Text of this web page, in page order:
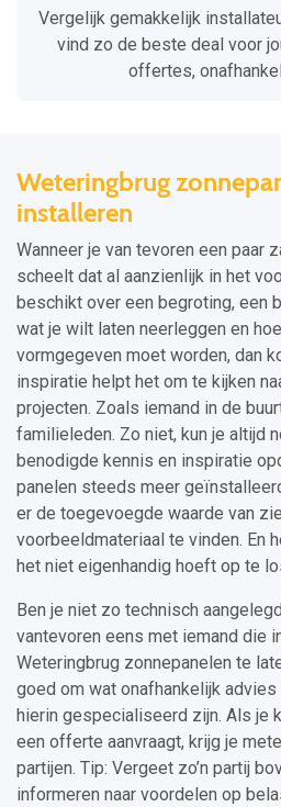
Vergelijk gemakkelijk
vind zo de beste deal voor
offertes,
Weteringbrug
installeren
Wanneer je van tevoren een paar
scheelt dat al aanzienlijk in het
beschikt over een begroting, een
wat je wilt laten neerleggen en
vormgegeven moet worden, dan
inspiratie helpt het om te kijken
projecten. Zoals iemand in de
familieleden. Zo niet, kun je altijd
benodigde kennis en inspiratie
panelen steeds meer
er de toegevoegde waarde van
voorbeeldmateriaal te vinden. En
het niet eigenhandig hoeft op te
Ben je niet zo technisch
vantevoren eens met iemand die
Weteringbrug zonnepanelen te
goed om wat onafhankelijk
hierin gespecialiseerd zijn. Als je
een offerte aanvraagt, krijg je
partijen. Tip: Vergeet zo’n partij
informeren naar voordelen op